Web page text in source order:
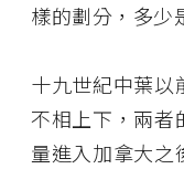
樣的劃分，多少
十九世紀中葉以
不相上下，兩者
量進入加拿大之